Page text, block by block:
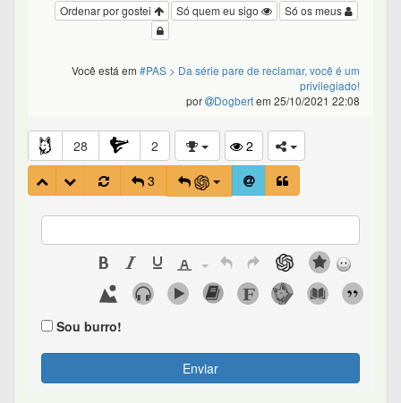
Só os meus
Só quem eu sigo
Ordenar por gostei
Você está em #PAS > Da série pare de reclamar, você é um
privilegiado!
por
Dogbertem 25/10/2021 22:08
28 2
2
3
Sou burro!
Enviar